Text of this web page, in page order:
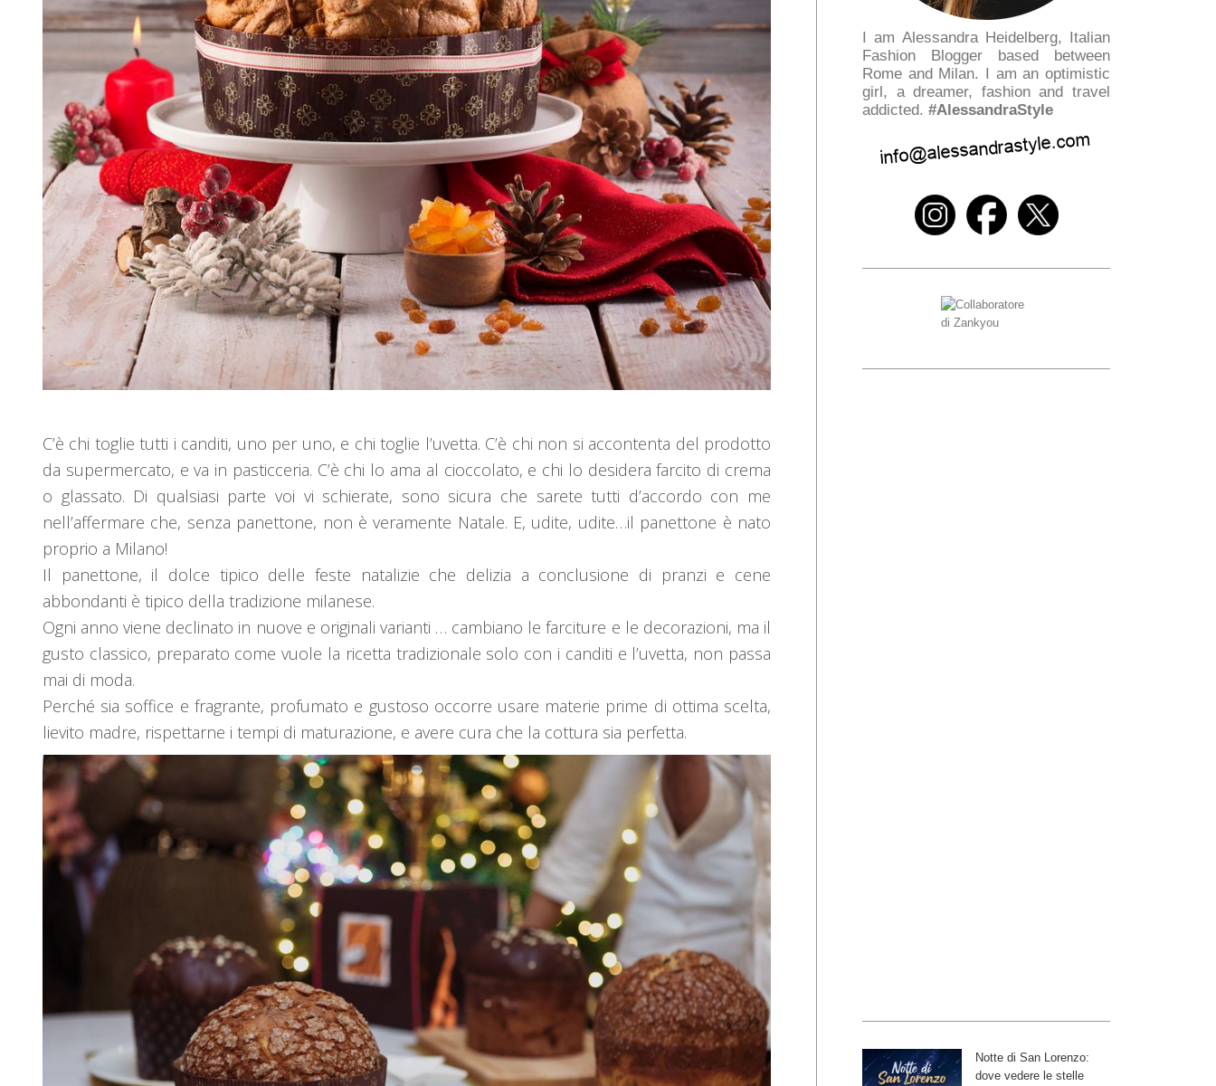
C’è chi toglie tutti i canditi, uno per uno, e chi toglie l’uvetta. C’è chi non si accontenta del prodotto
da supermercato, e va in pasticceria. C’è chi lo ama al cioccolato, e chi lo desidera farcito di crema
o glassato. Di qualsiasi parte voi vi schierate, sono sicura che sarete tutti d’accordo con me
nell’affermare che, senza panettone, non è veramente Natale. E, udite, udite…il panettone è nato
proprio a Milano!
Il panettone, il dolce tipico delle feste natalizie che delizia a conclusione di pranzi e cene
abbondanti è tipico della tradizione milanese.
Ogni anno viene declinato in nuove e originali varianti … cambiano le farciture e le decorazioni, ma il
gusto classico, preparato come vuole la ricetta tradizionale solo con i canditi e l’uvetta, non passa
mai di moda.
Perché sia soffice e fragrante, profumato e gustoso occorre usare materie prime di ottima scelta,
lievito madre, rispettarne i tempi di maturazione, e avere cura che la cottura sia perfetta.
I am Alessandra Heidelberg, Italian
Fashion Blogger based between
Rome and Milan. I am an optimistic
girl, a dreamer, fashion and travel
addicted. #AlessandraStyle
Notte di San Lorenzo:
dove vedere le stelle